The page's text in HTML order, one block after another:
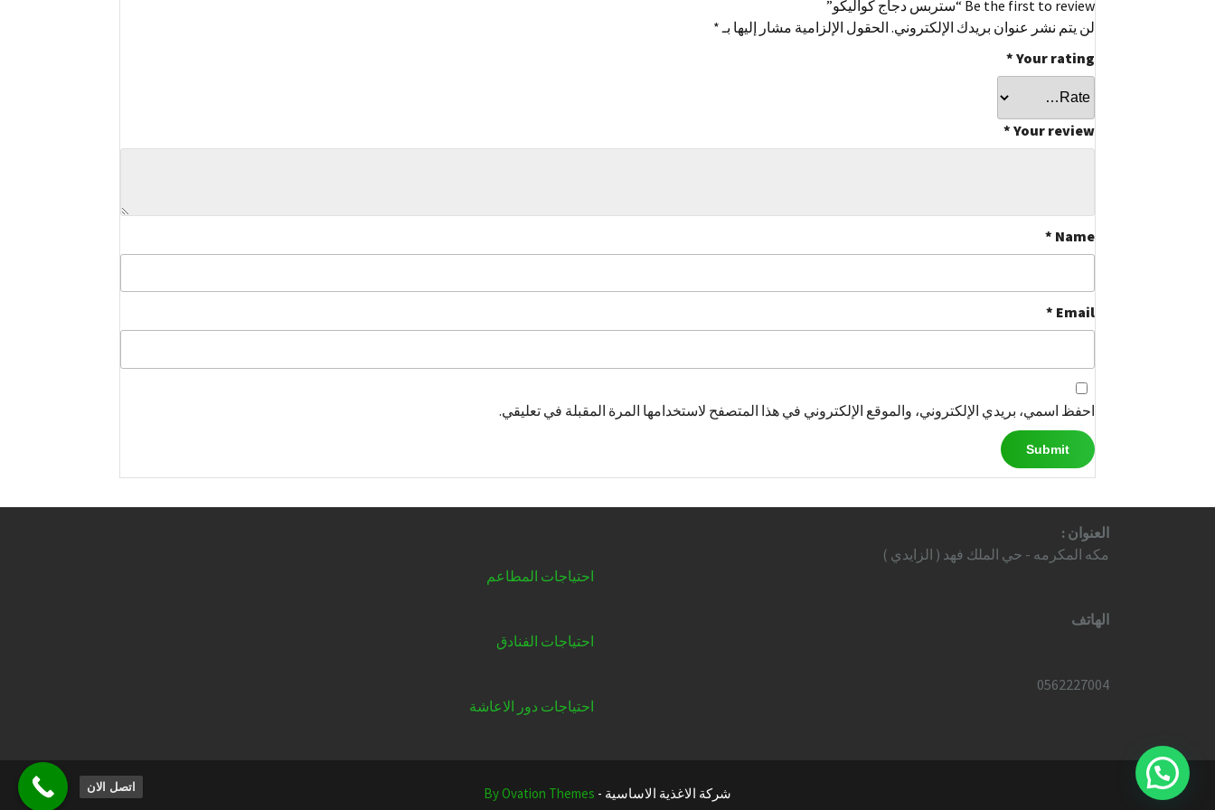
Be the first to review “ستربس دجاج كواليكو”
لن يتم نشر عنوان بريدك الإلكتروني. الحقول الإلزامية مشار إليها بـ*
Your rating
*
Your review
*
Name
*
Email
*
احفظ اسمي، بريدي الإلكتروني، والموقع الإلكتروني في هذا المتصفح لاستخدامها المرة المقبلة في تعليقي.
العنوان :
مكه المكرمه - حي الملك فهد ( الزايدي )
الهاتف
0562227004
احتياجات المطاعم
احتياجات الفنادق
احتياجات دور الاعاشة
شركة الاغذية الاساسية - اتصل الان